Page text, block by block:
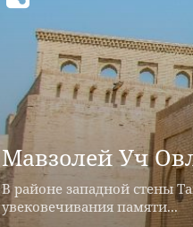
Мавзолей Уч
В районе западной стены
увековечивания памяти...